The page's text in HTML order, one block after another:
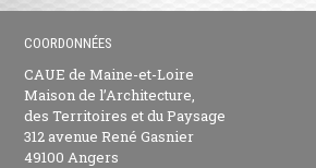
COORDONNÉES
CAUE de Maine-et-Loire
Maison de l’Architecture,
des Territoires et du Paysage
312 avenue René Gasnier
49100 Angers